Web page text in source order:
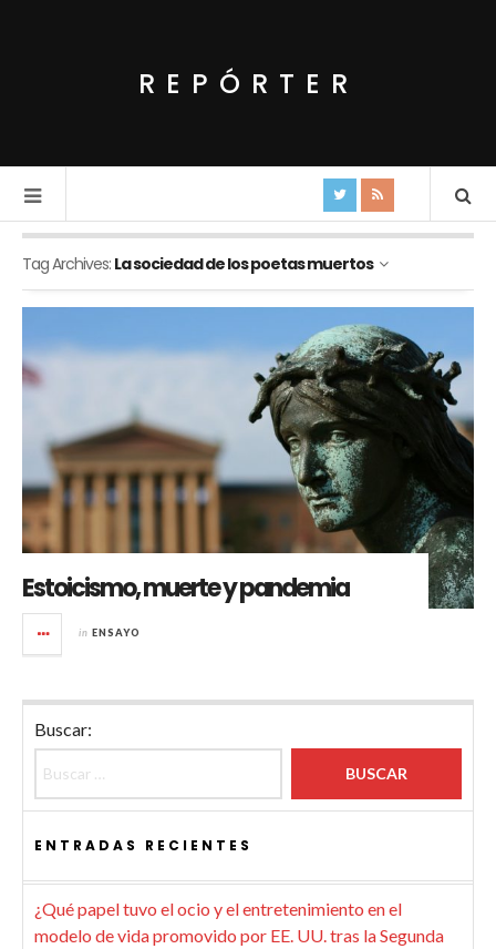
REPÓRTER
Tag Archives: La sociedad de los poetas muertos
Estoicismo, muerte y pandemia
in ENSAYO
Buscar:
ENTRADAS RECIENTES
¿Qué papel tuvo el ocio y el entretenimiento en el
modelo de vida promovido por EE. UU. tras la Segunda